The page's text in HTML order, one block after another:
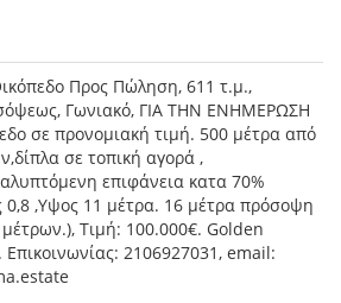
Προς Πώληση, 611 τ.μ.,
Γωνιακό, ΓΙΑ ΤΗΝ ΕΝΗΜΕΡΩΣΗ
σε προνομιακή τιμή. 500 μέτρα από
σε τοπική αγορά ,
επιφάνεια κατα 70%
0,8 ,Υψος 11 μέτρα. 16 μέτρα πρόσοψη
Τιμή: 100.000€. Golden
2106927031, email: